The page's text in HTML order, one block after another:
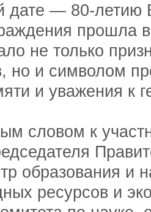
дате — 80-летию
прошла
не только
но и символом
и уважения к
словом к
образования и
ресурсов и